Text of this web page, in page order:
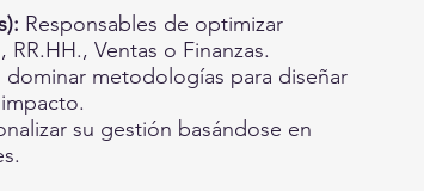
Responsables de optimizar
Ventas o Finanzas.
metodologías para diseñar
su gestión basándose en